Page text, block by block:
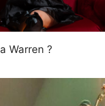
Warren ?